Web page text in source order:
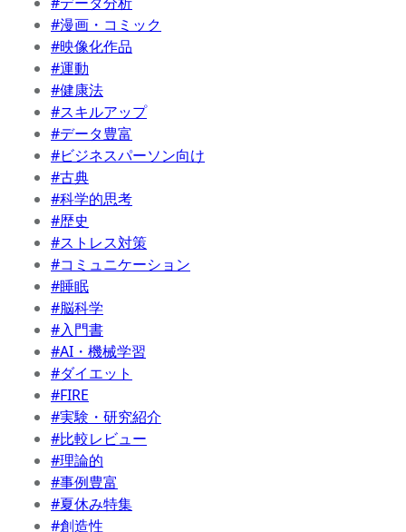
#漫画・コミック
#映像化作品
#運動
#健康法
#スキルアップ
#データ豊富
#ビジネスパーソン向け
#古典
#科学的思考
#歴史
#ストレス対策
#コミュニケーション
#睡眠
#脳科学
#入門書
#AI・機械学習
#ダイエット
#FIRE
#実験・研究紹介
#比較レビュー
#理論的
#事例豊富
#夏休み特集
#創造性